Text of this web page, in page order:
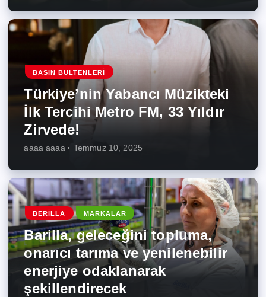
BASIN BÜLTENLERI
Türkiye’nin Yabancı Müzikteki
İlk Tercihi Metro FM, 33 Yıldır
Zirvede!
aaaa aaaa Temmuz 10, 2025
BERILLA MARKALAR
Barilla, geleceğini topluma,
onarıcı tarıma ve yenilenebilir
enerjiye odaklanarak
şekillendirecek